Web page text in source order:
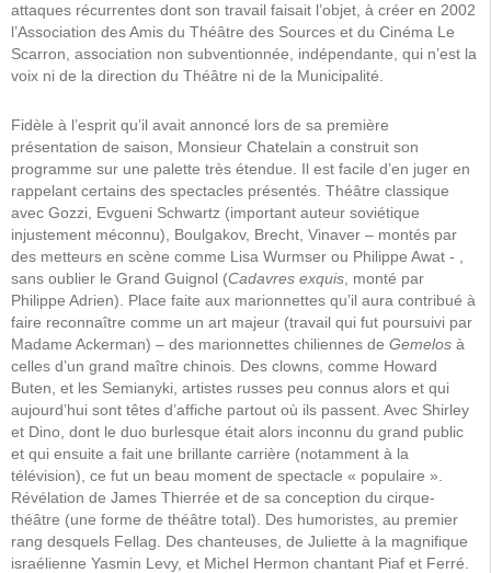
attaques récurrentes dont son travail faisait l’objet, à créer en 2002
l’Association des Amis du Théâtre des Sources et du Cinéma Le
Scarron, association non subventionnée, indépendante, qui n’est la
voix ni de la direction du Théâtre ni de la Municipalité.
Fidèle à l’esprit qu’il avait annoncé lors de sa première
présentation de saison, Monsieur Chatelain a construit son
programme sur une palette très étendue. Il est facile d’en juger en
rappelant certains des spectacles présentés. Théâtre classique
avec Gozzi, Evgueni Schwartz (important auteur soviétique
injustement méconnu), Boulgakov, Brecht, Vinaver – montés par
des metteurs en scène comme Lisa Wurmser ou Philippe Awat ­- ,
sans oublier le Grand Guignol (Cadavres exquis , monté par
Philippe Adrien). Place faite aux marionnettes qu’il aura contribué à
faire reconnaître comme un art majeur (travail qui fut poursuivi par
Madame Ackerman) – des marionnettes chiliennes de Gemelos à
celles d’un grand maître chinois. Des clowns, comme Howard
Buten, et les Semianyki, artistes russes peu connus alors et qui
aujourd’hui sont têtes d’affiche partout où ils passent. Avec Shirley
et Dino, dont le duo burlesque était alors inconnu du grand public
et qui ensuite a fait une brillante carrière (notamment à la
télévision), ce fut un beau moment de spectacle « populaire ».
Révélation de James Thierrée et de sa conception du cirque-
théâtre (une forme de théâtre total). Des humoristes, au premier
rang desquels Fellag. Des chanteuses, de Juliette à la magnifique
israélienne Yasmin Levy, et Michel Hermon chantant Piaf et Ferré.